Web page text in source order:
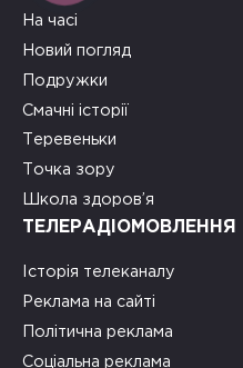
На часі
Новий погляд
Подружки
Смачні історії
Теревеньки
Точка зору
Школа здоров’я
ТЕЛЕРАДІОМОВЛЕННЯ
Історія телеканалу
Реклама на сайті
Політична реклама
Соціальна реклама